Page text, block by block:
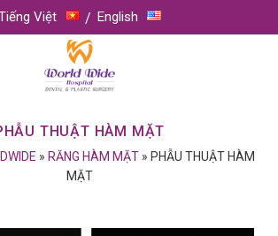
Việt English
THUẬT HÀM MẶT
» RĂNG HÀM MẶT » PHẪU THUẬT HÀM
MẶT